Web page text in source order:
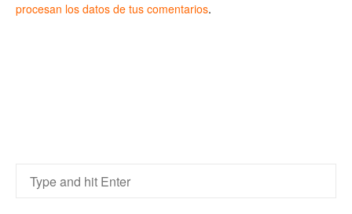
procesan los datos de tus comentarios.